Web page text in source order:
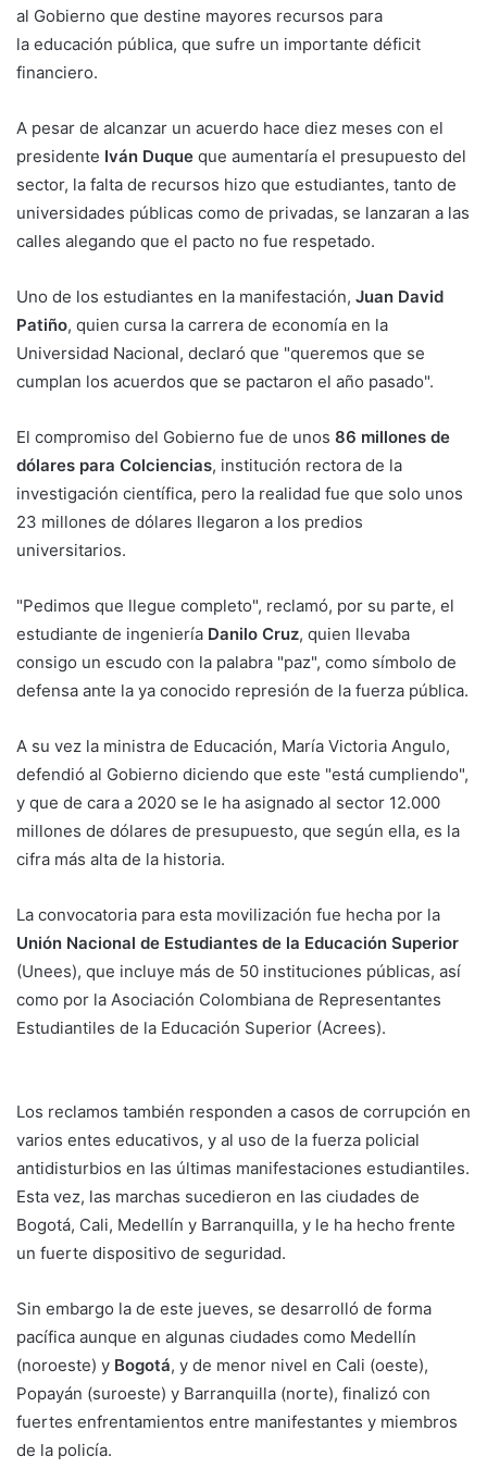
al Gobierno que destine mayores recursos para
la educación pública, que sufre un importante déficit
financiero.
A pesar de alcanzar un acuerdo hace diez meses con el
presidente Iván Duque que aumentaría el presupuesto del
sector, la falta de recursos hizo que estudiantes, tanto de
universidades públicas como de privadas, se lanzaran a las
calles alegando que el pacto no fue respetado.
Uno de los estudiantes en la manifestación, Juan David
Patiño, quien cursa la carrera de economía en la
Universidad Nacional, declaró que "queremos que se
cumplan los acuerdos que se pactaron el año pasado".
El compromiso del Gobierno fue de unos 86 millones de
dólares para Colciencias, institución rectora de la
investigación científica, pero la realidad fue que solo unos
23 millones de dólares llegaron a los predios
universitarios.
"Pedimos que llegue completo", reclamó, por su parte, el
estudiante de ingeniería Danilo Cruz, quien llevaba
consigo un escudo con la palabra "paz", como símbolo de
defensa ante la ya conocido represión de la fuerza pública.
A su vez la ministra de Educación, María Victoria Angulo,
defendió al Gobierno diciendo que este "está cumpliendo",
y que de cara a 2020 se le ha asignado al sector 12.000
millones de dólares de presupuesto, que según ella, es la
cifra más alta de la historia.
La convocatoria para esta movilización fue hecha por la
Unión Nacional de Estudiantes de la Educación Superior
(Unees), que incluye más de 50 instituciones públicas, así
como por la Asociación Colombiana de Representantes
Estudiantiles de la Educación Superior (Acrees).
Los reclamos también responden a casos de corrupción en
varios entes educativos, y al uso de la fuerza policial
antidisturbios en las últimas manifestaciones estudiantiles.
Esta vez, las marchas sucedieron en las ciudades de
Bogotá, Cali, Medellín y Barranquilla, y le ha hecho frente
un fuerte dispositivo de seguridad.
Sin embargo la de este jueves, se desarrolló de forma
pacífica aunque en algunas ciudades como Medellín
(noroeste) y Bogotá, y de menor nivel en Cali (oeste),
Popayán (suroeste) y Barranquilla (norte), finalizó con
fuertes enfrentamientos entre manifestantes y miembros
de la policía.